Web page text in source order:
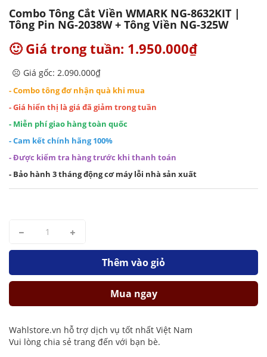
Combo Tông Cắt Viền WMARK NG-8632KIT |
Tông Pin NG-2038W + Tông Viền NG-325W
🙂 Giá trong tuần: 1.950.000₫
☹️ Giá gốc: 2.090.000₫
- Combo tông đơ nhận quà khi mua
- Giá hiển thị là giá đã giảm trong tuần
- Miễn phí giao hàng toàn quốc
- Cam kết chính hãng 100%
- Được kiểm tra hàng trước khi thanh toán
- Bảo hành 3 tháng động cơ máy lỗi nhà sản xuất
Thêm vào giỏ
Mua ngay
Wahlstore.vn hỗ trợ dịch vụ tốt nhất Việt Nam
Vui lòng chia sẻ trang đến với bạn bè.